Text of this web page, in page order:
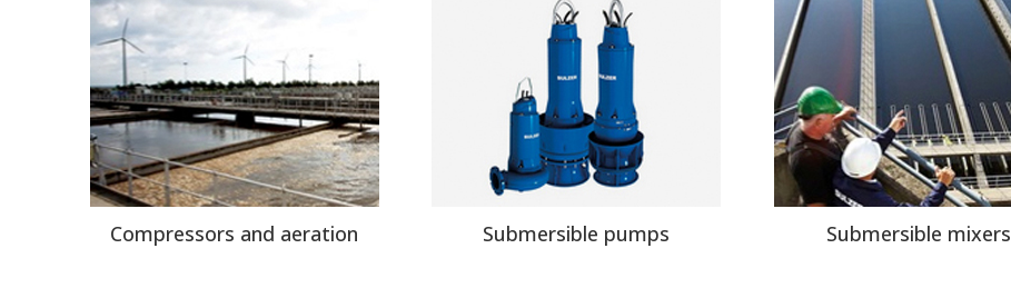
Compressors and aeration Submersible pumps Submersible mixers